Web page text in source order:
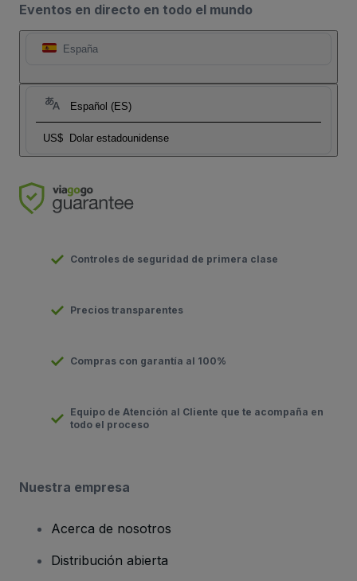
Eventos en directo en todo el mundo
España
Español (ES)
US$ Dolar estadounidense
Controles de seguridad de primera clase
Precios transparentes
Compras con garantía al 100%
Equipo de Atención al Cliente que te acompaña en
todo el proceso
Nuestra empresa
Acerca de nosotros
Distribución abierta